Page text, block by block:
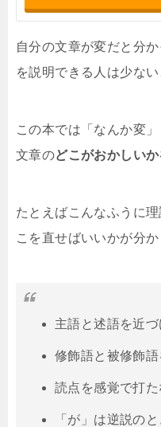
自分の文章が変だと分
を説明できる人は少ない
この本では「なんか変
文章のどこがおかしい
たとえばこんなふうに
こを直せばいいかが分か
主語と述語を近づ
修飾語と被修飾
読点を感覚で打た
「が」は逆説の